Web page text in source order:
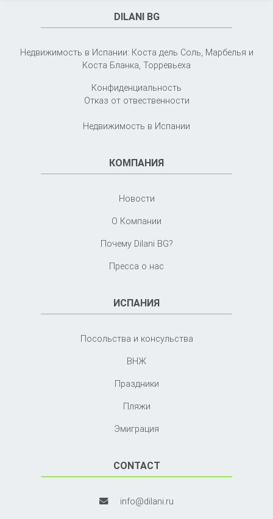
DILANI BG
Недвижимость в Испании: Коста дель Соль, Марбелья и
Коста Бланка, Торревьеха
Конфиденциальность
Отказ от отвественности
Недвижимость в Испании
КОМПАНИЯ
Новости
О Компании
Почему Dilani BG?
Пресса о нас
ИСПАНИЯ
Посольства и консульства
ВНЖ
Праздники
Пляжи
Эмиграция
CONTACT
info@dilani.ru